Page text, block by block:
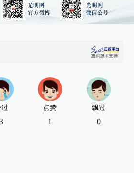
过
3
点赞
1
飘过
0